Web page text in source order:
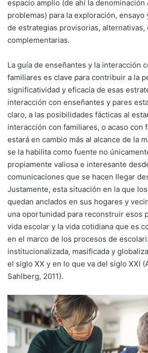
espacio amplio (de ahí la denominación
problemas) para la exploración, ensayo
de estrategias provisorias, alternativas,
complementarias.
La guía de enseñantes y la interacción
familiares es clave para contribuir a la
significatividad y eficacia de esas
interacción con enseñantes y pares
claro, a las posibilidades fácticas al
interacción con familiares, o acaso con
estará en cambio más al alcance de la
se la habilita como fuente no
propiamente valiosa e interesante
comunicaciones que se hacen llegar
Justamente, esta situación en la que
quedan anclados en sus hogares y
una oportunidad para reconstruir esos
vida escolar y la vida cotidiana que es
en el marco de los procesos de
institucionalizada, masificada y
el siglo XX y en lo que va del siglo XXI
Sahlberg, 2011).